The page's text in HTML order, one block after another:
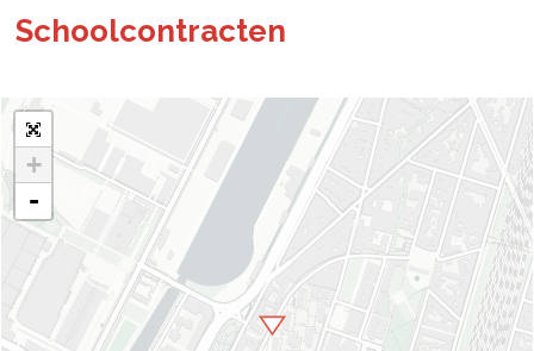
School­con­trac­ten
+
-